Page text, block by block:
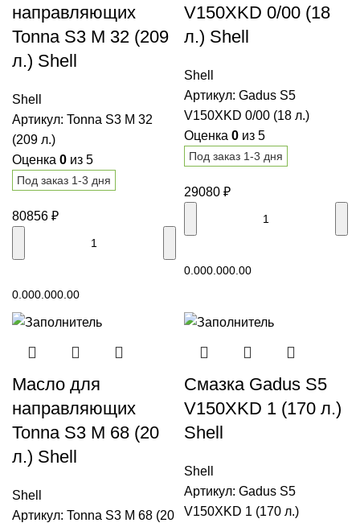
направляющих
Tonna S3 M 32 (209
л.) Shell
Shell
Артикул: Tonna S3 M 32
(209 л.)
Оценка 0 из 5
Под заказ 1-3 дня
80856 ₽
0.000.000.00
V150XKD 0/00 (18
л.) Shell
Shell
Артикул: Gadus S5
V150XKD 0/00 (18 л.)
Оценка 0 из 5
Под заказ 1-3 дня
29080 ₽
0.000.000.00
Масло для
направляющих
Tonna S3 M 68 (20
л.) Shell
Shell
Артикул: Tonna S3 M 68 (20
Смазка Gadus S5
V150XKD 1 (170 л.)
Shell
Shell
Артикул: Gadus S5
V150XKD 1 (170 л.)